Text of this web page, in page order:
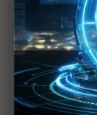
台廠參戰人
《科技聽IC》
Synaptics副
卡位邊緣AI